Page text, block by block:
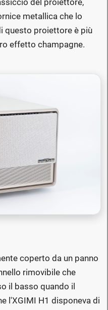
metallica che lo
questo proiettore è più
effetto champagne.
coperto da un panno
rimovibile che
il basso quando il
l'XGIMI H1 disponeva di